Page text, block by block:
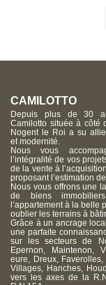
d'honoraires
CAMILOTTO
Depuis plus de 30
Camilotto située à côté
Nogent le Roi a su
et modernité.
Nous vous
l’intégralité de vos
de la vente à
proposant l’estimation
Nous vous offrons une
de biens
l’appartement à la belle
oublier les terrains à
Grâce à un ancrage
une parfaite
sur les secteurs de
Epernon, Maintenon,
eure, Dreux,
Villages, Hanches,
vers les axes de la